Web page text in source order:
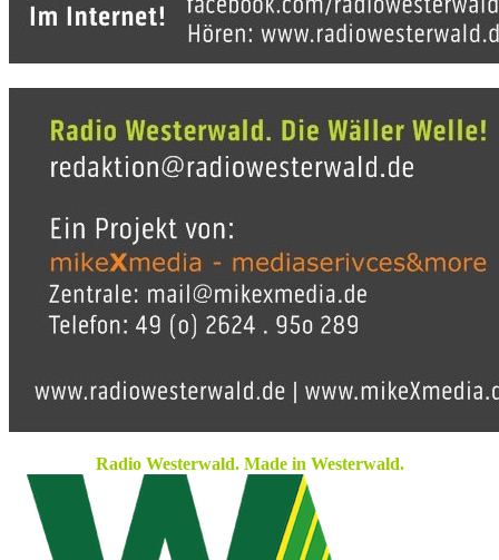
Radio Westerwald. Made in Westerwald.